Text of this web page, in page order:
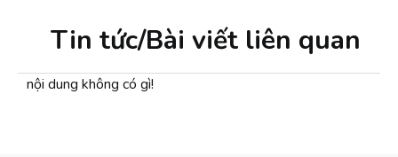
Tin tức/Bài viết liên quan
nội dung không có gì!